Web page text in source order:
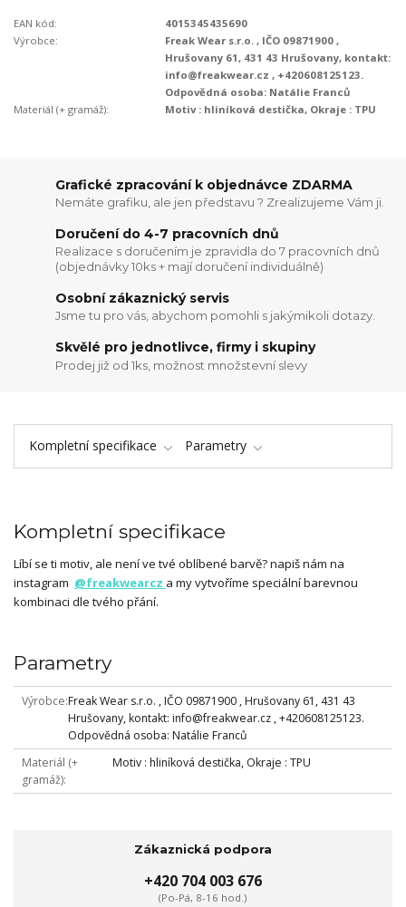
EAN kód:
4015345435690
Výrobce:
Freak Wear s.r.o. , IČO 09871900 ,
Hrušovany 61, 431 43 Hrušovany, kontakt:
info@freakwear.cz , +420608125123.
Odpovědná osoba: Natálie Franců
Materiál (+ gramáž):
Motiv : hliníková destička, Okraje : TPU
Grafické zpracování k objednávce ZDARMA
Nemáte grafiku, ale jen představu ? Zrealizujeme Vám ji.
Doručení do 4-7 pracovních dnů
Realizace s doručením je zpravidla do 7 pracovních dnů
(objednávky 10ks + mají doručení individuálně)
Osobní zákaznický servis
Jsme tu pro vás, abychom pomohli s jakýmikoli dotazy.
Skvělé pro jednotlivce, firmy i skupiny
Prodej již od 1ks, možnost množstevní slevy
Kompletní specifikace Parametry
Kompletní specifikace
Líbí se ti motiv, ale není ve tvé oblíbené barvě? napiš nám na
instagram @freakwearcz a my vytvoříme speciální barevnou
kombinaci dle tvého přání.
Parametry
Výrobce Freak Wear s.r.o. , IČO 09871900 , Hrušovany 61, 431 43
Hrušovany, kontakt: info@freakwear.cz , +420608125123.
Odpovědná osoba: Natálie Franců
Materiál (+
gramáž)
Motiv : hliníková destička, Okraje : TPU
Zákaznická podpora
+420 704 003 676
(Po-Pá, 8-16 hod.)